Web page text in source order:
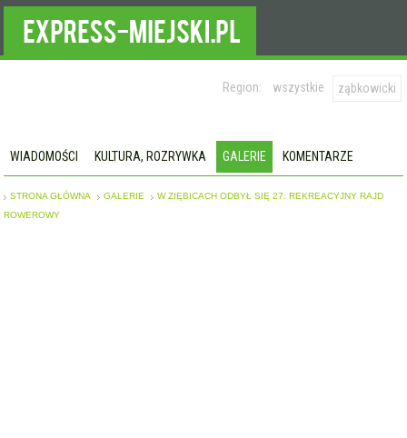
Region: wszystkie ząbkowicki
WIADOMOŚCI KULTURA, ROZRYWKA GALERIE KOMENTARZE
STRONA GŁÓWNA GALERIE
W ZIĘBICACH ODBYŁ SIĘ 27. REKREACYJNY RAJD
ROWEROWY